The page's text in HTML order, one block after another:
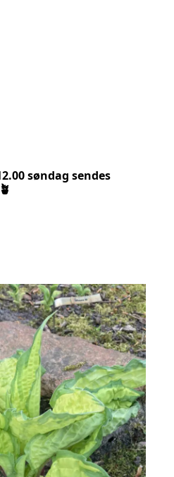
søndag sendes